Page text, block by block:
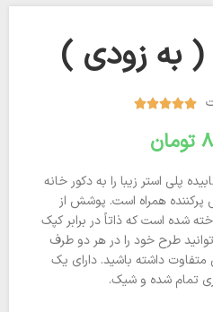
( به زودی )‌





تومان
پلی استر زیبا را به دکور خانه
پرکننده همراه است. پوشش از
شده است که ذاتاً در برابر کپک
طرح خود را در هر دو طرف
داشته باشید. دارای یک
تمام شده و شیک.